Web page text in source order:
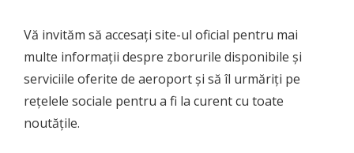
Vă invităm să accesați site-ul oficial pentru mai
multe informații despre zborurile disponibile și
serviciile oferite de aeroport și să îl urmăriți pe
rețelele sociale pentru a fi la curent cu toate
noutățile.